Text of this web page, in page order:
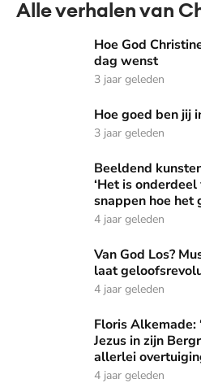
Alle verhalen van
Hoe God Christine elke
Hoe God
dag wenst
3 jaar geleden
Hoe goed ben jij in bidden?
Hoe goed ben jij
3 jaar geleden
Beeldend kunstenaar
Beeldend
‘Het is
snappen hoe het
4 jaar geleden
Van God Los? Museum
Van God Los?
laat
4 jaar geleden
Floris Alkemade: ‘Het
Floris Alkemade:
Jezus in zijn
allerlei
4 jaar geleden